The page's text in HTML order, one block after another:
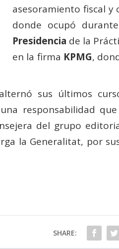
asesoramiento fiscal
donde ocupó
Presidencia de la
en la firma KPMG,
sus últimos
responsabilidad
del grupo
la Generalitat, por
SHARE: